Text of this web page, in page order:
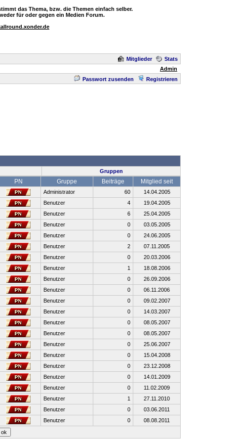
das Thema, bzw. die Themen einfach selber.
für oder gegen ein Medien Forum.
Mitglieder
Stats
Admin
Passwort zusenden Registrieren
Gruppen
PN Gruppe Beiträge Mitglied seit
Administrator 60
14.04.2005
Benutzer 4
19.04.2005
Benutzer 6
25.04.2005
Benutzer 0
03.05.2005
Benutzer 0
24.06.2005
Benutzer 2
07.11.2005
Benutzer 0
20.03.2006
Benutzer 1
18.08.2006
Benutzer 0
26.09.2006
Benutzer 0
06.11.2006
Benutzer 0
09.02.2007
Benutzer 0
14.03.2007
Benutzer 0
08.05.2007
Benutzer 0
08.05.2007
Benutzer 0
25.06.2007
Benutzer 0
15.04.2008
Benutzer 0
23.12.2008
Benutzer 0
14.01.2009
Benutzer 0
11.02.2009
Benutzer 1
27.11.2010
Benutzer 0
03.06.2011
Benutzer 0
08.08.2011